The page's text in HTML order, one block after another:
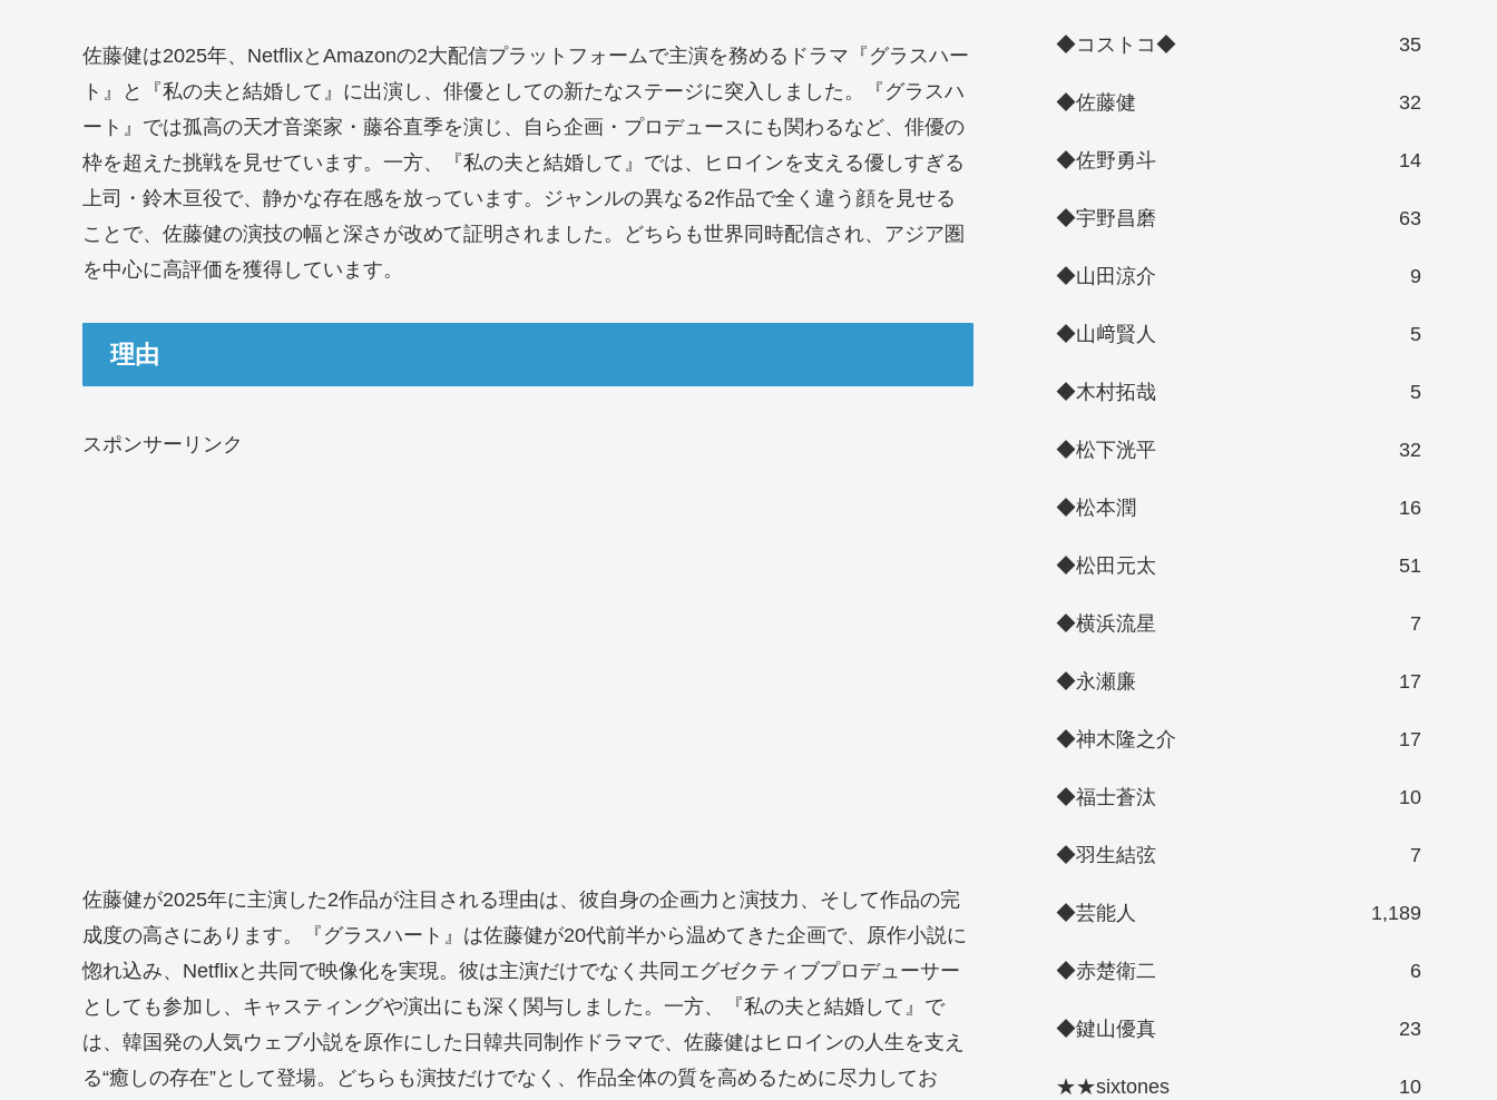
佐藤健は2025年、NetflixとAmazonの2大配信プラットフォームで主演を務めるドラマ『グラスハー
ト』と『私の夫と結婚して』に出演し、俳優としての新たなステージに突入しました。『グラスハ
ート』では孤高の天才音楽家・藤谷直季を演じ、自ら企画・プロデュースにも関わるなど、俳優の
枠を超えた挑戦を見せています。一方、『私の夫と結婚して』では、ヒロインを支える優しすぎる
上司・鈴木亘役で、静かな存在感を放っています。ジャンルの異なる2作品で全く違う顔を見せる
ことで、佐藤健の演技の幅と深さが改めて証明されました。どちらも世界同時配信され、アジア圏
を中心に高評価を獲得しています。
理由
スポンサーリンク
佐藤健が2025年に主演した2作品が注目される理由は、彼自身の企画力と演技力、そして作品の完
成度の高さにあります。『グラスハート』は佐藤健が20代前半から温めてきた企画で、原作小説に
惚れ込み、Netflixと共同で映像化を実現。彼は主演だけでなく共同エグゼクティブプロデューサー
としても参加し、キャスティングや演出にも深く関与しました。一方、『私の夫と結婚して』で
は、韓国発の人気ウェブ小説を原作にした日韓共同制作ドラマで、佐藤健はヒロインの人生を支え
る“癒しの存在”として登場。どちらも演技だけでなく、作品全体の質を高めるために尽力してお
◆コストコ◆ 35
◆佐藤健 32
◆佐野勇斗 14
◆宇野昌磨 63
◆山田涼介 9
◆山﨑賢人 5
◆木村拓哉 5
◆松下洸平 32
◆松本潤 16
◆松田元太 51
◆横浜流星 7
◆永瀬廉 17
◆神木隆之介 17
◆福士蒼汰 10
◆羽生結弦 7
◆芸能人 1,189
◆赤楚衛二 6
◆鍵山優真 23
★★sixtones 10